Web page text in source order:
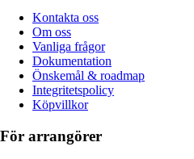
Kontakta oss
Om oss
Vanliga frågor
Dokumentation
Önskemål & roadmap
Integritetspolicy
Köpvillkor
För arrangörer